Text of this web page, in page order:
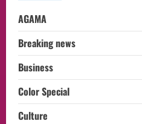
AGAMA
Breaking news
Business
Color Special
Culture